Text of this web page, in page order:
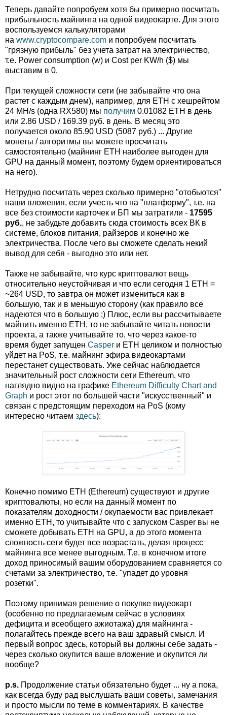
Теперь давайте попробуем хотя бы примерно посчитать
прибыльность майнинга на одной видеокарте. Для этого
воспользуемся калькуляторами
на www.cryptocompare.com и попробуем посчитать
"грязную прибыль" без учета затрат на электричество,
т.е. Power consumption (w) и Cost per KW/h ($) мы
выставим в 0.
При текущей сложности сети (не забывайте что она
растет с каждым днем), например, для ETH с хешрейтом
24 MH/s (одна RX580) мы получим 0.01082 ETH в день
или 2.86 USD / 169.39 руб. в день. В месяц это
получается около 85.90 USD (5087 руб.) ... Другие
монеты / алгоритмы вы можете просчитать
самостоятельно (майнинг ETH наиболее выгоден для
GPU на данный момент, поэтому будем ориентироваться
на него).
Нетрудно посчитать через сколько примерно "отобьются"
наши вложения, если учесть что на "платформу", т.е. на
все без стоимости карточек и БП мы затратили - 17595
руб., не забудьте добавить сюда стоимость всех ВК в
системе, блоков питания, райзеров и конечно же
электричества. После чего вы сможете сделать некий
вывод для себя - выгодно это или нет.
Также не забывайте, что курс криптовалют вещь
относительно неустойчивая и что если сегодня 1 ETH =
~264 USD, то завтра он может измениться как в
большую, так и в меньшую сторону (как правило все
надеются что в большую ;) Плюс, если вы рассчитываете
майнить именно ETH, то не забывайте читать новости
проекта, а также учитывайте то, что через какое-то
время будет запущен Casper и ETH целиком и полностью
уйдет на PoS, т.е. майнинг эфира видеокартами
перестанет существовать. Уже сейчас наблюдается
значительный рост сложности сети Ethereum, что
наглядно видно на графике Ethereum Difficulty Chart and
Graph и рост этот по большей части "искусственный" и
связан с предстоящим переходом на PoS (кому
интересно читаем здесь):
Конечно помимо ETH (Ethereum) существуют и другие
криптовалюты, но если на данный момент по
показателям доходности / окупаемости вас привлекает
именно ETH, то учитывайте что с запуском Casper вы не
сможете добывать ETH на GPU, а до этого момента
сложность сети будет все возрастать, делая процесс
майнинга все менее выгодным. Т.е. в конечном итоге
доход приносимый вашим оборудованием сравняется со
счетами за электричество, т.е. "упадет до уровня
розетки".
Поэтому принимая решение о покупке видеокарт
(особенно по предлагаемым сейчас в условиях
дефицита и всеобщего ажиотажа) для майнинга -
полагайтесь прежде всего на ваш здравый смысл. И
первый вопрос здесь, который вы должны себе задать -
через сколько окупится ваше вложение и окупится ли
вообще?
p.s. Продолжение статьи обязательно будет ... ну а пока,
как всегда буду рад выслушать ваши советы, замечания
и просто мысли по теме в комментариях. В качестве